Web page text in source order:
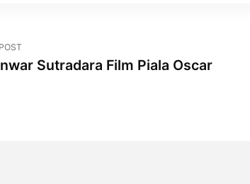
Sutradara Film Piala Oscar